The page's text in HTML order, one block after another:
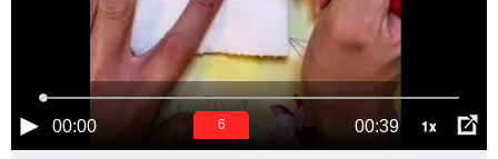
00:00 00:39 1x
6